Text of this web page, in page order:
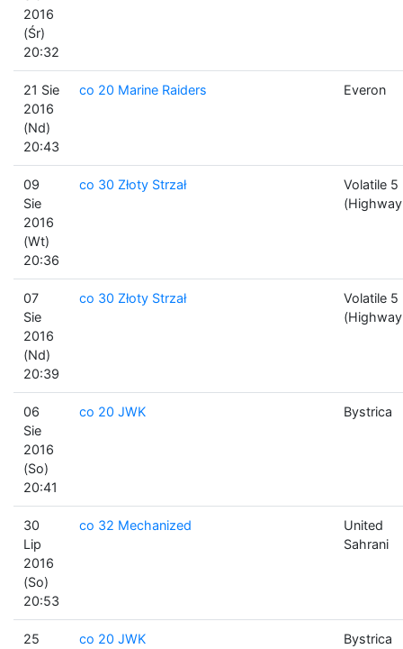
2016
(Śr)
20:32
21 Sie
2016
(Nd)
20:43
co 20 Marine Raiders Everon
09
Sie
2016
(Wt)
20:36
co 30 Złoty Strzał
Volatile 5
07
Sie
2016
(Nd)
20:39
co 30 Złoty Strzał
Volatile 5
06
Sie
2016
(So)
20:41
co 20 JWK Bystrica
30
Lip
2016
(So)
20:53
co 32 Mechanized
United
Sahrani
25
co 20 JWK Bystrica